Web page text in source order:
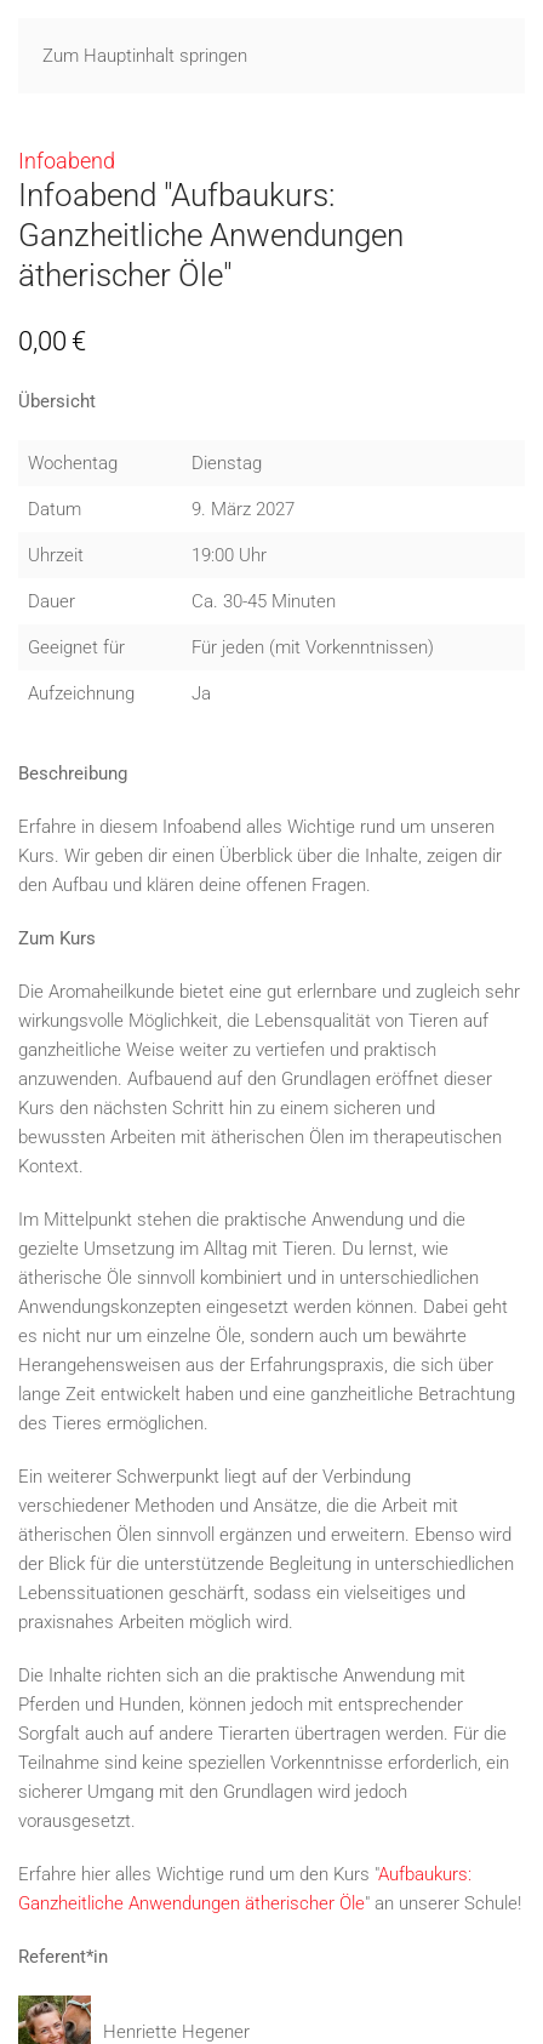
Zum Hauptinhalt springen
Infoabend
Infoabend "Aufbaukurs:
Ganzheitliche Anwendungen
ätherischer Öle"
0,00 €
Übersicht
Wochentag Dienstag
Datum 9. März 2027
Uhrzeit 19:00 Uhr
Dauer Ca. 30-45 Minuten
Geeignet für Für jeden (mit Vorkenntnissen)
Aufzeichnung Ja
Beschreibung
Erfahre in diesem Infoabend alles Wichtige rund um unseren
Kurs. Wir geben dir einen Überblick über die Inhalte, zeigen dir
den Aufbau und klären deine offenen Fragen.
Zum Kurs
Die Aromaheilkunde bietet eine gut erlernbare und zugleich sehr
wirkungsvolle Möglichkeit, die Lebensqualität von Tieren auf
ganzheitliche Weise weiter zu vertiefen und praktisch
anzuwenden. Aufbauend auf den Grundlagen eröffnet dieser
Kurs den nächsten Schritt hin zu einem sicheren und
bewussten Arbeiten mit ätherischen Ölen im therapeutischen
Kontext.
Im Mittelpunkt stehen die praktische Anwendung und die
gezielte Umsetzung im Alltag mit Tieren. Du lernst, wie
ätherische Öle sinnvoll kombiniert und in unterschiedlichen
Anwendungskonzepten eingesetzt werden können. Dabei geht
es nicht nur um einzelne Öle, sondern auch um bewährte
Herangehensweisen aus der Erfahrungspraxis, die sich über
lange Zeit entwickelt haben und eine ganzheitliche Betrachtung
des Tieres ermöglichen.
Ein weiterer Schwerpunkt liegt auf der Verbindung
verschiedener Methoden und Ansätze, die die Arbeit mit
ätherischen Ölen sinnvoll ergänzen und erweitern. Ebenso wird
der Blick für die unterstützende Begleitung in unterschiedlichen
Lebenssituationen geschärft, sodass ein vielseitiges und
praxisnahes Arbeiten möglich wird.
Die Inhalte richten sich an die praktische Anwendung mit
Pferden und Hunden, können jedoch mit entsprechender
Sorgfalt auch auf andere Tierarten übertragen werden. Für die
Teilnahme sind keine speziellen Vorkenntnisse erforderlich, ein
sicherer Umgang mit den Grundlagen wird jedoch
vorausgesetzt.
Erfahre hier alles Wichtige rund um den Kurs "Aufbaukurs:
Ganzheitliche Anwendungen ätherischer Öle" an unserer Schule!
Referent*in
Henriette Hegener